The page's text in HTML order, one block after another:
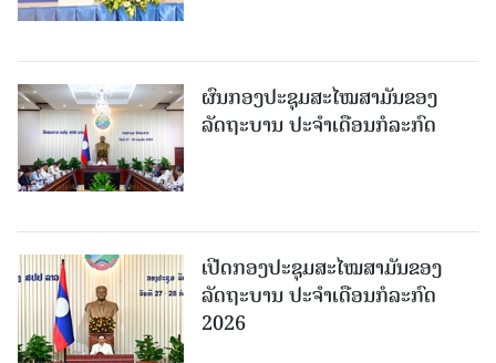
ຜົນກອງປະຊຸມສະໄໝສາມັນຂອງ
ລັດຖະບານ ປະຈຳເດືອນກໍລະກົດ
ເປີດກອງປະຊຸມສະໄໝສາມັນຂອງ
ລັດຖະບານ ປະຈໍາເດືອນກໍລະກົດ
2026